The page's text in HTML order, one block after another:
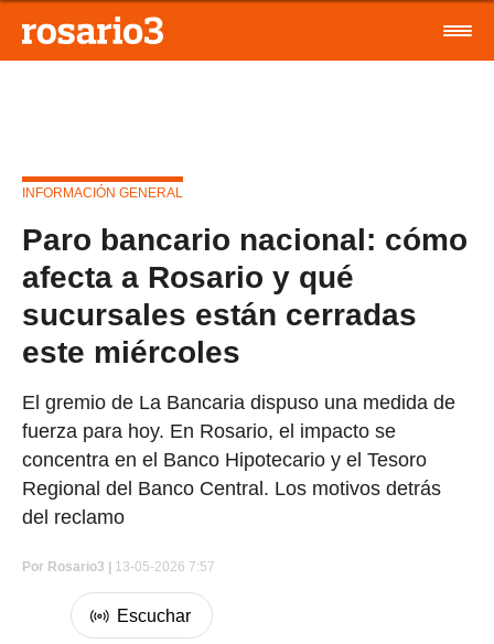
INFORMACIÓN GENERAL
Paro bancario nacional: cómo
afecta a Rosario y qué
sucursales están cerradas
este miércoles
El gremio de La Bancaria dispuso una medida de
fuerza para hoy. En Rosario, el impacto se
concentra en el Banco Hipotecario y el Tesoro
Regional del Banco Central. Los motivos detrás
del reclamo
Por Rosario3 | 13-05-2026 7:57